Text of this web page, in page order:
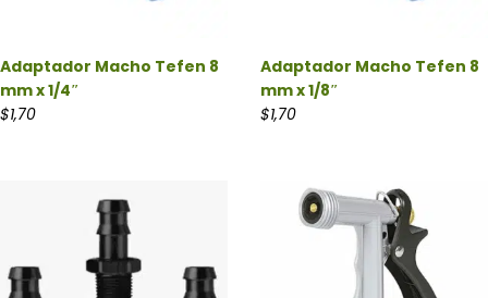
Adaptador Macho Tefen 8
mm x 1/4″
$1,70
Adaptador Macho Tefen 8
mm x 1/8″
$1,70